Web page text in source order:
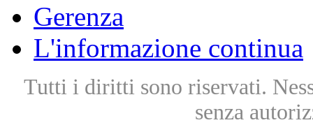
Gerenza
L'informazione continua
Tutti i diritti sono riservati.
senza